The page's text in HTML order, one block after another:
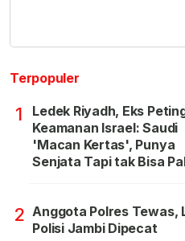
Terpopuler
1
Ledek Riyadh, Eks
Keamanan Israel: Saudi
'Macan Kertas', Punya
Senjata Tapi tak Bisa
2 Anggota Polres Tewas,
Polisi Jambi Dipecat